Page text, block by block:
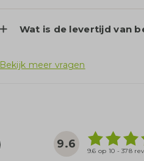
Wat is de levertijd van
Bekijk meer vragen
9.6
9.6 op 10 - 378